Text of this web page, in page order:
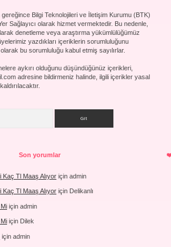
gereğince Bilgi Teknolojileri ve İletişim Kurumu (BTK)
Sağlayıcı olarak hizmet vermektedir. Bu nedenle,
denetleme veya araştırma yükümlülüğümüz
yazdıkları içeriklerin sorumluluğunu
bu sorumluluğu kabul etmiş sayılırlar.
aykırı olduğunu düşündüğünüz içerikleri,
adresine bildirmeniz halinde, ilgili içerikler yasal
Son yorumlar
Kaç Tl Maaş Alıyor için admin
Kaç Tl Maaş Alıyor için Delikanlı
için admin
için Dilek
için admin